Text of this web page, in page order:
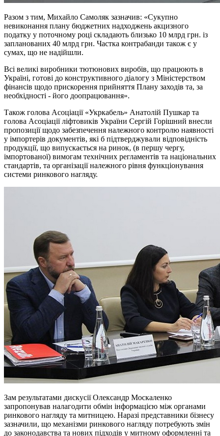
Разом з тим, Михайло Самоляк зазначив: «Сукупно
невиконання плану бюджетних надходжень акцизного
податку у поточному році складають близько 10 млрд грн. із
запланованих 40 млрд грн. Частка контрабанди також є у
сумах, що не надійшли.
Всі великі виробники тютюнових виробів, що працюють в
Україні, готові до конструктивного діалогу з Міністерством
фінансів щодо прискорення прийняття Плану заходів та, за
необхідності - його доопрацювання».
Також голова Асоціації «Укркабель» Анатолій Пушкар та
голова Асоціації ліфтовиків України Сергій Горішний внесли
пропозиції щодо забезпечення належного контролю наявності
у імпортерів документів, які б підтверджували відповідність
продукції, що випускається на ринок, (в першу чергу,
імпортованої) вимогам технічних регламентів та національних
стандартів, та організації належного рівня функціонування
системи ринкового нагляду.
Зам результатами дискусії Олександр Москаленко
запропонував налагодити обмін інформацією між органами
ринкового нагляду та митницею. Наразі представники бізнесу
зазначили, що механізми ринкового нагляду потребують змін
до законодавства та нових підходів у митному оформленні та